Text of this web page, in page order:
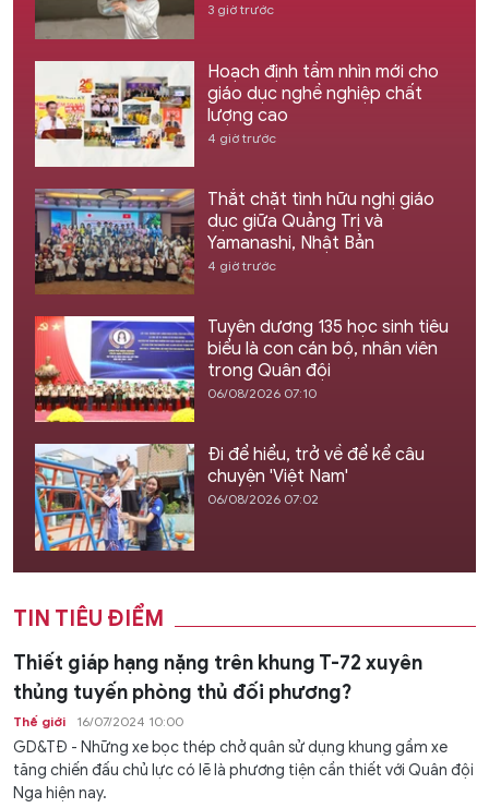
3 giờ trước
Hoạch định tầm nhìn mới cho
giáo dục nghề nghiệp chất
lượng cao
4 giờ trước
Thắt chặt tình hữu nghị giáo
dục giữa Quảng Trị và
Yamanashi, Nhật Bản
4 giờ trước
Tuyên dương 135 học sinh tiêu
biểu là con cán bộ, nhân viên
trong Quân đội
06/08/2026 07:10
Đi để hiểu, trở về để kể câu
chuyện 'Việt Nam'
06/08/2026 07:02
TIN TIÊU ĐIỂM
Thiết giáp hạng nặng trên khung T-72 xuyên
thủng tuyến phòng thủ đối phương?
Thế giới 16/07/2024 10:00
GD&TĐ - Những xe bọc thép chở quân sử dụng khung gầm xe
tăng chiến đấu chủ lực có lẽ là phương tiện cần thiết với Quân đội
Nga hiện nay.